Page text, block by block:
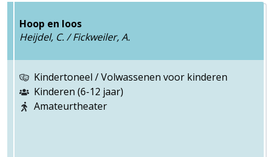
Hoop en loos
Heijdel, C. / Fickweiler, A.
Kindertoneel / Volwassenen voor kinderen
Kinderen (6-12 jaar)
Amateurtheater